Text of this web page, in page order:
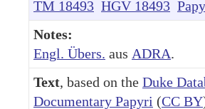
TM 18493 HGV 18493
Notes:
Engl. Übers. aus ADRA.
Text, based on the Duke
Documentary Papyri (CC BY